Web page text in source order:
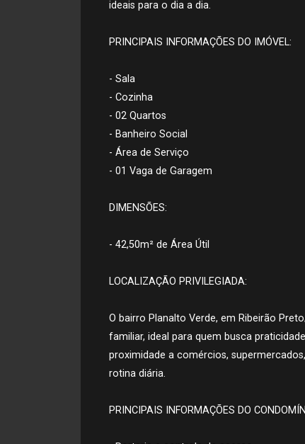
ideais para o dia a dia.
PRINCIPAIS INFORMAÇÕES DO IMÓVEL:
- Sala
- Cozinha
- 02 Quartos
- Banheiro Social
- Área de Serviço
- 01 Vaga de Garagem
DIMENSÕES:
- 42,50m² de Área Útil
LOCALIZAÇÃO PRIVILEGIADA:
O bairro Planalto Verde, em Ribeirão
familiar, ideal para quem busca
proximidade a comércios,
rotina diária.
PRINCIPAIS INFORMAÇÕES DO